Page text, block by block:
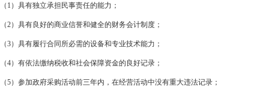
（1）具有独立承担民事责任的能力；
（2）具有良好的商业信誉和健全的财务会计制度；
（3）具有履行合同所必需的设备和专业技术能力；
（4）有依法缴纳税收和社会保障资金的良好记录；
（5）参加政府采购活动前三年内，在经营活动中没有重大违法记录；